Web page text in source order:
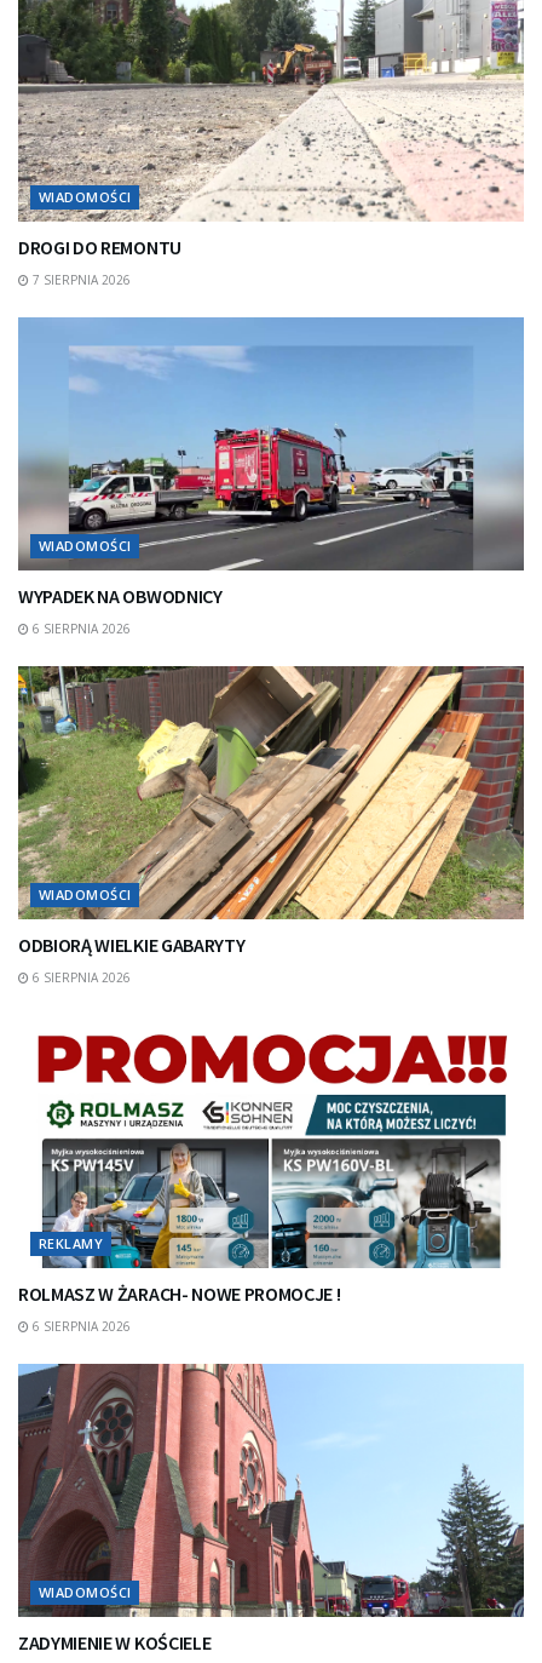
WIADOMOŚCI
DROGI DO REMONTU
7 SIERPNIA 2026
WIADOMOŚCI
WYPADEK NA OBWODNICY
6 SIERPNIA 2026
WIADOMOŚCI
ODBIORĄ WIELKIE GABARYTY
6 SIERPNIA 2026
REKLAMY
ROLMASZ W ŻARACH- NOWE PROMOCJE !
6 SIERPNIA 2026
WIADOMOŚCI
ZADYMIENIE W KOŚCIELE